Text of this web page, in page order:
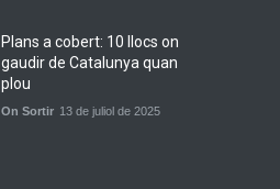
Plans a cobert: 10 llocs on
gaudir de Catalunya quan
plou
On Sortir 13 de juliol de 2025